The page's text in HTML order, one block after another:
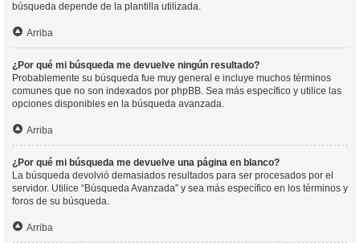
búsqueda depende de la plantilla utilizada.
Arriba
¿Por qué mi búsqueda me devuelve ningún resultado?
Probablemente su búsqueda fue muy general e incluye muchos términos
comunes que no son indexados por phpBB. Sea más específico y utilice las
opciones disponibles en la búsqueda avanzada.
Arriba
¿Por qué mi búsqueda me devuelve una página en blanco?
La búsqueda devolvió demasiados resultados para ser procesados por el
servidor. Utilice “Búsqueda Avanzada” y sea más específico en los términos y
foros de su búsqueda.
Arriba